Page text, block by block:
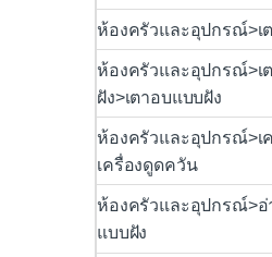
ห้องครัวและอุปกรณ์>เ
ห้องครัวและอุปกรณ์>เ
ฝัง>เตาอบแบบฝัง
ห้องครัวและอุปกรณ์>
เครื่องดูดควัน
ห้องครัวและอุปกรณ์>อ่
แบบฝัง